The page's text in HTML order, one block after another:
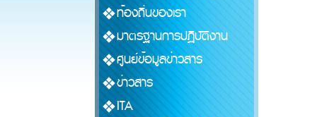
ท้องถิ่นของเรา
มาตรฐานการปฏิบัติงาน
ศูนย์ข้อมูลข่าวสาร
ข่าวสาร
ITA